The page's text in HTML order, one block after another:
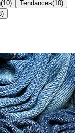
(10) Tendances(10)
)